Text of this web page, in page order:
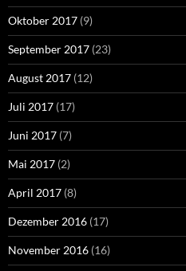
Oktober 2017 (9)
September 2017 (23)
August 2017 (12)
Juli 2017 (17)
Juni 2017 (7)
Mai 2017 (2)
April 2017 (8)
Dezember 2016 (17)
November 2016 (16)